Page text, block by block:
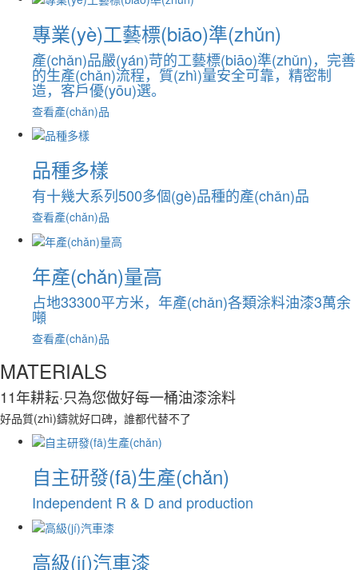
專業(yè)工藝標(biāo)準(zhǔn)
產(chǎn)品嚴(yán)苛的工藝標(biāo)準(zhǔn)，完善
的生產(chǎn)流程，質(zhì)量安全可靠，精密制
造，客戶優(yōu)選。
查看產(chǎn)品
品種多樣
有十幾大系列500多個(gè)品種的產(chǎn)品
查看產(chǎn)品
年產(chǎn)量高
占地33300平方米，年產(chǎn)各類涂料油漆3萬余
噸
查看產(chǎn)品
MATERIALS
11年耕耘·只為您做好每一桶油漆涂料
好品質(zhì)鑄就好口碑，誰都代替不了
自主研發(fā)生產(chǎn)
Independent R & D and production
高級(jí)汽車漆